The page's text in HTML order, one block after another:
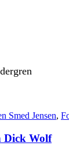
Smed Jensen,
Dick Wolf